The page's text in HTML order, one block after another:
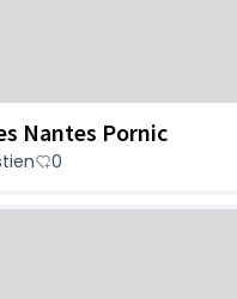
Nantes Pornic
0